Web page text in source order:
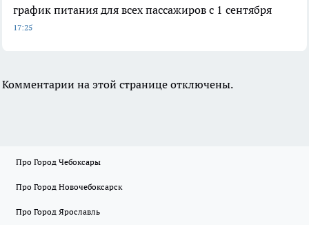
график питания для всех пассажиров с 1 сентября
17:25
Комментарии на этой странице отключены.
Про Город Чебоксары
Про Город Новочебоксарск
Про Город Ярославль